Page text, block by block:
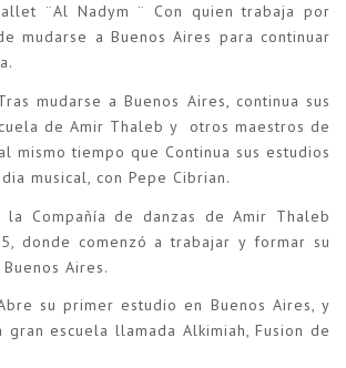
¨Al Nadym ¨ Con quien trabaja por
mudarse a Buenos Aires para continuar
mudarse a Buenos Aires, continua sus
de Amir Thaleb y otros maestros de
mismo tiempo que Continua sus estudios
musical, con Pepe Cibrian.
la Compañía de danzas de Amir Thaleb
donde comenzó a trabajar y formar su
Aires.
su primer estudio en Buenos Aires, y
gran escuela llamada Alkimiah, Fusion de